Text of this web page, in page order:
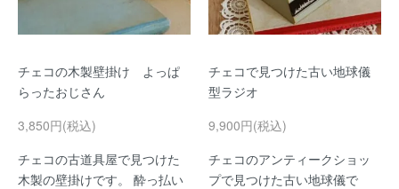
チェコの木製壁掛け よっぱ
らったおじさん
3,850円(税込)
チェコの古道具屋で見つけた
木製の壁掛けです。 酔っ払い
チェコで見つけた古い地球儀
型ラジオ
9,900円(税込)
チェコのアンティークショッ
プで見つけた古い地球儀で